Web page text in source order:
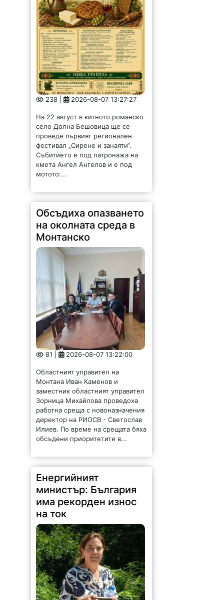
238 | 2026-08-07 13:27:27
На 22 август в китното романско
село Долна Бешовица ще се
проведе първият регионален
фестивал „Сирене и занаяти“.
Събитието е под патронажа на
кмета Ангел Ангелов и е под
мотото:...
Обсъдиха опазването
на околната среда в
Монтанско
81 | 2026-08-07 13:22:00
Областният управител на
Монтана Иван Каменов и
заместник областният управител
Зорница Михайлова проведоха
работна среща с новоназначения
директор на РИОСВ - Светослав
Илиев. По време на срещата бяха
обсъдени приоритетите в...
Енергийният
министър: България
има рекорден износ
на ток